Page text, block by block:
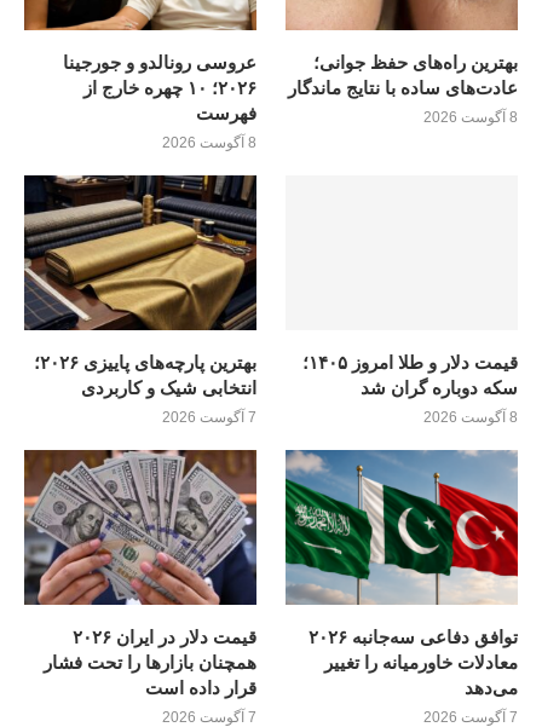
بهترین راه‌های حفظ جوانی؛
عادت‌های ساده با نتایج ماندگار
8 آگوست 2026
عروسی رونالدو و جورجینا
۲۰۲۶؛ ۱۰ چهره خارج از
فهرست
8 آگوست 2026
قیمت دلار و طلا امروز ۱۴۰۵؛
سکه دوباره گران شد
8 آگوست 2026
بهترین پارچه‌های پاییزی ۲۰۲۶؛
انتخابی شیک و کاربردی
7 آگوست 2026
توافق دفاعی سه‌جانبه ۲۰۲۶
معادلات خاورمیانه را تغییر
می‌دهد
7 آگوست 2026
قیمت دلار در ایران ۲۰۲۶
همچنان بازارها را تحت فشار
قرار داده است
7 آگوست 2026